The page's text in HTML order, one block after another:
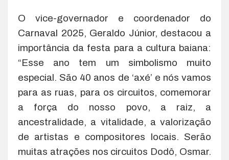
O vice-governador e coordenador do
Carnaval 2025, Geraldo Júnior, destacou a
importância da festa para a cultura baiana:
“Esse ano tem um simbolismo muito
especial. São 40 anos de ‘axé’ e nós vamos
para as ruas, para os circuitos, comemorar
a força do nosso povo, a raiz, a
ancestralidade, a vitalidade, a valorização
de artistas e compositores locais. Serão
muitas atrações nos circuitos Dodô, Osmar.